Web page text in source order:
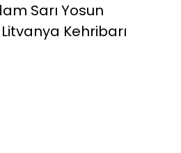
Sarı Yosun
Kehribarı